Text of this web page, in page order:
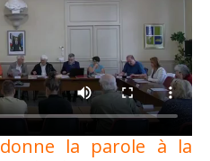
la parole à la